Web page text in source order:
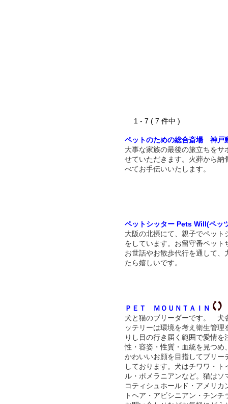
1 - 7 ( 7 件中 )
ペットのための総合斎場 神戸
大事な家族の最後の旅立ちをサ
せていただきます。火葬から納
べてお手伝いいたします。
ペットシッター Pets Will(ペッ
大阪の北摂にて、親子でペット
をしています。お留守番ペット
お世話やお散歩代行を通して、
たら嬉しいです。
ＰＥＴ ＭＯＵＮＴＡＩＮ
犬と猫のブリーダーです。 犬
ッテリーは環境を考え衛生管理
りし目の行き届く範囲で愛情を
性・容姿・性質・血統を見つめ
かわいいお顔を目指してブリー
しております。犬はチワワ・ト
ル・ポメラニアンなど。猫はソ
コティシュホールド・アメリカ
トヘア・アビシニアン・チン